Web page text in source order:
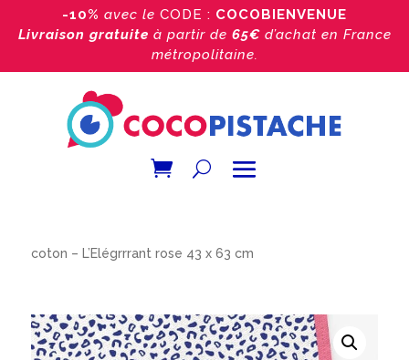
-10% avec le CODE : COCOBIENVENUE
Livraison gratuite à partir de 65€ d’achat en France
métropolitaine.
coton – L’Élégrrrant rose 43 x 63 cm